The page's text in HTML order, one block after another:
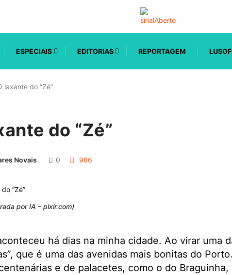
ESPECIAIS EDITORIAS REPORTAGEM
laxante do “Zé”
do “Zé”
Novais 0 966
por IA – pixlr.com)
há dias na minha cidade. Ao virar uma
que é uma das avenidas mais bonitas do
e de palacetes, como o do Braguinha,